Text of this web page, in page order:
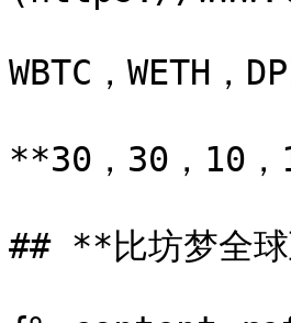
WBTC，WETH，
**30，30，10
## **比坊梦全